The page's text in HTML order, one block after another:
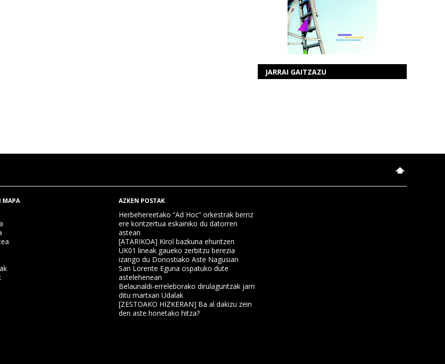
JARRAI GAITZAZU
MAPA AZKEN POSTAK
Herbehereetako “Ad Hoc” orkestrak berriz
ere kontzertua eskainiko du datorren
astean
[ATARIKOA] Kirol bazkuna ehuntzen
UK01 lineak gaueko zerbitzu berezia
izango du Donostiako Aste Nagusian
San Lorente Eguna ospatuko dute
astelehenean
Belaunaldi-erreleborako dirulaguntzak jarri
ditu martxan Udalak
[ZESTOAKO HIZKERAN] Ba al dakizu zein
den aste honetako hitza?